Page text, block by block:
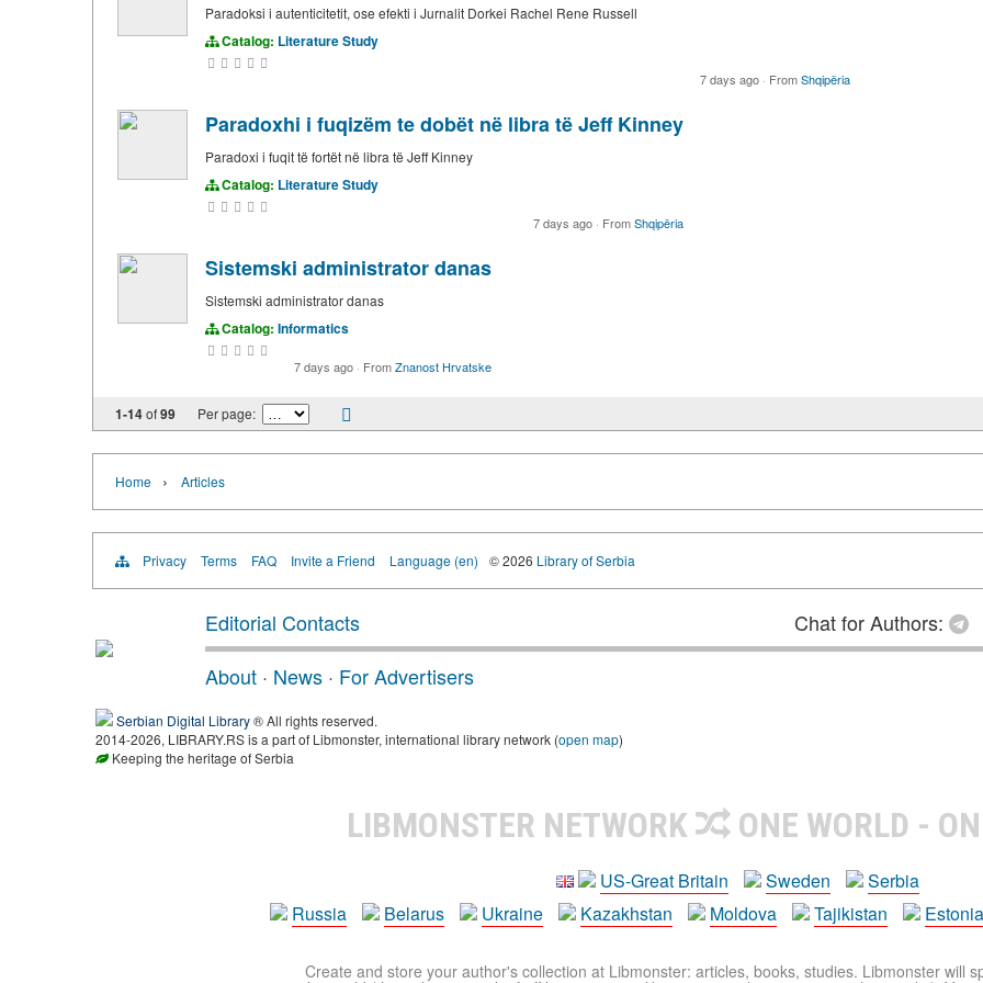
Paradoksi i autenticitetit, ose efekti i Jurnalit Dorkei Rachel Rene Russell
Catalog: Literature Study
7 days ago · FromShqipëria
Paradoxhi i fuqizëm te dobët në libra të Jeff Kinney
Paradoxi i fuqit të fortët në libra të Jeff Kinney
Catalog: Literature Study
7 days ago · FromShqipëria
Sistemski administrator danas
Sistemski administrator danas
Catalog: Informatics
7 days ago · FromZnanost Hrvatske
1-14of99 Per page:
Home › Articles
Privacy Terms FAQ Invite a Friend Language (en) © 2026 Library of Serbia
Editorial Contacts Chat for Authors:
About · News · For Advertisers
Serbian Digital Library® All rights reserved.
2014-2026, LIBRARY.RS is a part of Libmonster, international library network (open map)
Keeping the heritage of Serbia
LIBMONSTER NETWORK ONE WORLD -
US-Great Britain Sweden
Serbia
Russia
Belarus Ukraine Kazakhstan Moldova Tajikistan Estonia
Create and store your author's collection at Libmonster: articles, books, studies. Libmonster will